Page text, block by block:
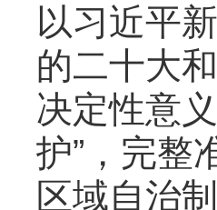
以习近平
的二十大
决定性意
护”，完整
区域自治